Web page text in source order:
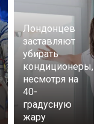
Лондонцев
заставляют
убирать
кондиционеры,
несмотря на
40-
градусную
жару